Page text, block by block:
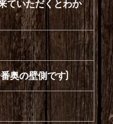
ていただくとわか
奥の壁側です)